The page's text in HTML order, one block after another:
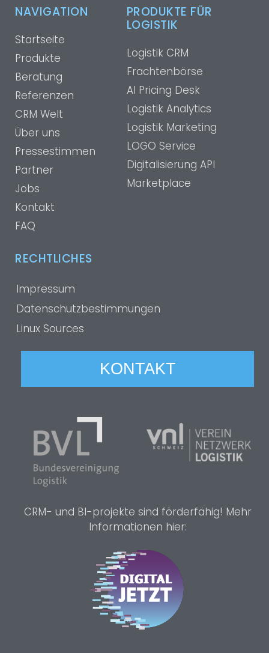
NAVIGATION
Startseite
Produkte
Beratung
Referenzen
CRM Welt
Über uns
Pressestimmen
Partner
Jobs
Kontakt
FAQ
PRODUKTE FÜR
LOGISTIK
Logistik CRM
Frachtenbörse
AI Pricing Desk
Logistik Analytics
Logistik Marketing
LOGO Service
Digitalisierung API
Marketplace
RECHTLICHES
Impressum
Datenschutzbestimmungen
Linux Sources
KONTAKT
CRM- und BI-projekte sind förderfähig! Mehr
Informationen hier: